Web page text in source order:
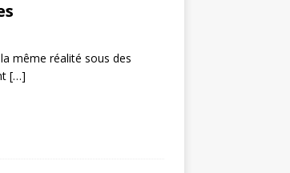
même réalité sous des
[…]